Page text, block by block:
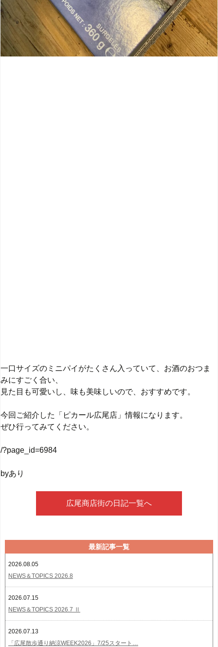
一口サイズのミニパイがたくさん入っていて、お酒のおつま
みにすごく合い、
見た目も可愛いし、味も美味しいので、おすすめです。
今回ご紹介した「ピカール広尾店」情報になります。
ぜひ行ってみてください。
/?page_id=6984
byあり
広尾商店街の日記一覧へ
最新記事一覧
2026.08.05
NEWS＆TOPICS 2026.8
2026.07.15
NEWS＆TOPICS 2026.7 Ⅱ
2026.07.13
「広尾散歩通り納涼WEEK2026」7/25スタート…